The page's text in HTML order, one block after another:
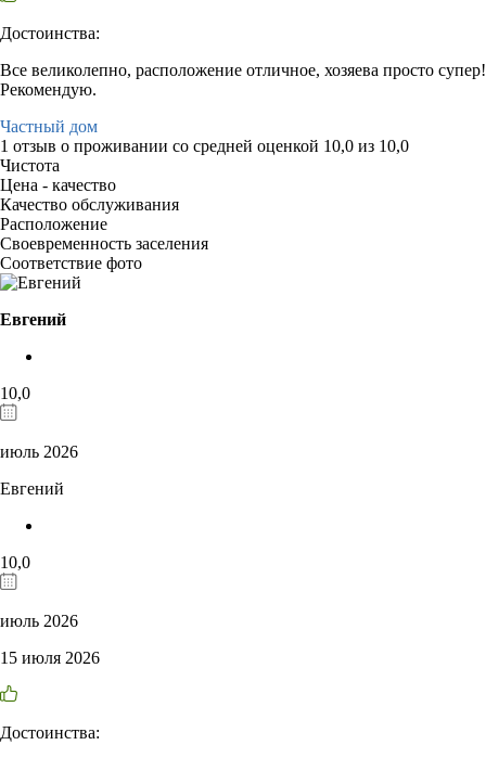
Достоинства:
Все великолепно, расположение отличное, хозяева просто супер!
Рекомендую.
Частный дом
1 отзыв о проживании со средней оценкой 10,0 из 10,0
Чистота
Цена - качество
Качество обслуживания
Расположение
Своевременность заселения
Соответствие фото
Евгений
10,0
июль 2026
Евгений
10,0
июль 2026
15 июля 2026
Достоинства: